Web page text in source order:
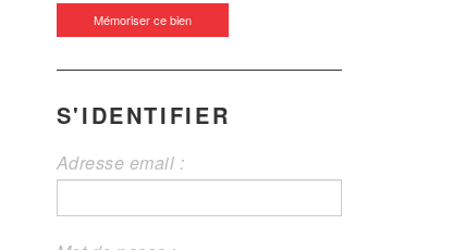
Mémoriser ce bien
S'IDENTIFIER
Adresse email :